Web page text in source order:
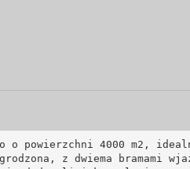
o powierzchni 4000 m2,
z dwiema bramami